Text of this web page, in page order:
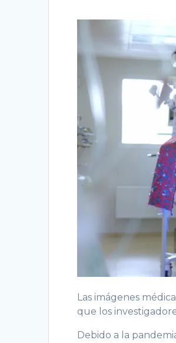
Las imágenes
que los
Debido a la